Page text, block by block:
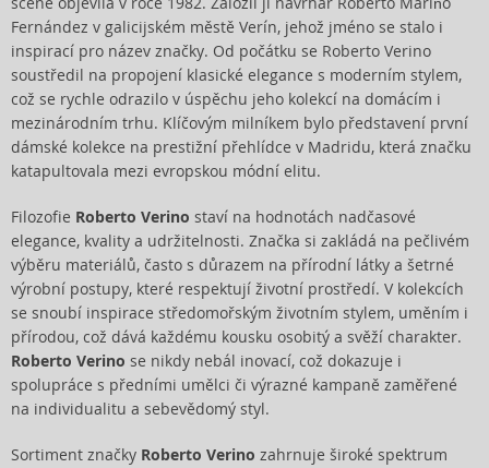
Fernández v galicijském městě Verín, jehož jméno se stalo i
inspirací pro název značky. Od počátku se Roberto Verino
soustředil na propojení klasické elegance s moderním stylem,
což se rychle odrazilo v úspěchu jeho kolekcí na domácím i
mezinárodním trhu. Klíčovým milníkem bylo představení první
dámské kolekce na prestižní přehlídce v Madridu, která značku
katapultovala mezi evropskou módní elitu.
Filozofie Roberto Verino staví na hodnotách nadčasové
elegance, kvality a udržitelnosti. Značka si zakládá na pečlivém
výběru materiálů, často s důrazem na přírodní látky a šetrné
výrobní postupy, které respektují životní prostředí. V kolekcích
se snoubí inspirace středomořským životním stylem, uměním i
přírodou, což dává každému kousku osobitý a svěží charakter.
Roberto Verino se nikdy nebál inovací, což dokazuje i
spolupráce s předními umělci či výrazné kampaně zaměřené
na individualitu a sebevědomý styl.
Sortiment značky Roberto Verino zahrnuje široké spektrum